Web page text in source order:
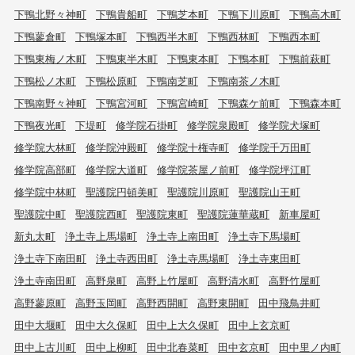
下鴨北野々神町
下鴨貴船町 下鴨芝本町 下鴨下川原町
下鴨高木町
下鴨蓼倉町
下鴨塚本町 下鴨西半木町 下鴨西林町
下鴨西本町
下鴨東梅ノ木町
下鴨東半木町 下鴨東本町 下鴨本町
下鴨前萩町
下鴨松ノ木町
下鴨松原町 下鴨南芝町
下鴨南茶ノ木町
下鴨南野々神町
下鴨宮河町 下鴨宮崎町 下鴨森ケ前町
下鴨森本町
下鴨夜光町
下堤町 修学院石掛町 修学院泉殿町
修学院犬塚町
修学院大林町
修学院沖殿町 修学院十権寺町
修学院千万田町
修学院高部町
修学院大道町 修学院茶屋ノ前町
修学院坪江町
修学院中林町
聖護院円頓美町 聖護院川原町
聖護院山王町
聖護院中町
聖護院西町 聖護院東町 聖護院蓮華蔵町
新車屋町
新丸太町
浄土寺上馬場町 浄土寺上南田町
浄土寺下馬場町
浄土寺下南田町
浄土寺西田町 浄土寺馬場町
浄土寺東田町
浄土寺南田町
高野泉町 高野上竹屋町 高野清水町
高野竹屋町
高野蓼原町
高野玉岡町 高野西開町 高野東開町
田中飛鳥井町
田中大堰町
田中大久保町 田中上大久保町
田中上玄京町
田中上古川町
田中上柳町 田中北春菜町 田中玄京町
田中里ノ内町